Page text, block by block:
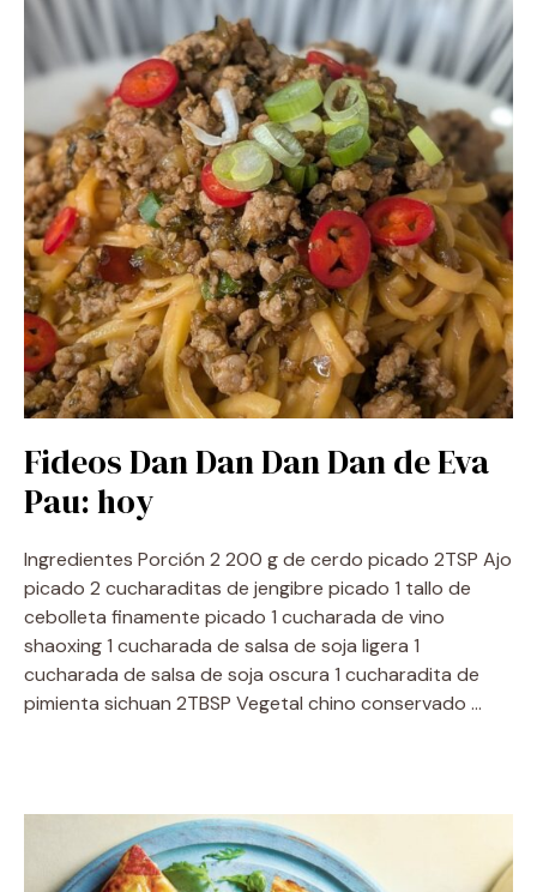
Fideos Dan Dan Dan Dan de Eva
Pau: hoy
Ingredientes Porción 2 200 g de cerdo picado 2TSP Ajo
picado 2 cucharaditas de jengibre picado 1 tallo de
cebolleta finamente picado 1 cucharada de vino
shaoxing 1 cucharada de salsa de soja ligera 1
cucharada de salsa de soja oscura 1 cucharadita de
pimienta sichuan 2TBSP Vegetal chino conservado …